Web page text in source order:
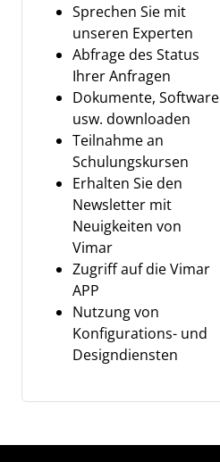
Sprechen Sie mit
unseren Experten
Abfrage des Status
Ihrer Anfragen
Dokumente, Software
usw. downloaden
Teilnahme an
Schulungskursen
Erhalten Sie den
Newsletter mit
Neuigkeiten von
Vimar
Zugriff auf die Vimar
APP
Nutzung von
Konfigurations- und
Designdiensten